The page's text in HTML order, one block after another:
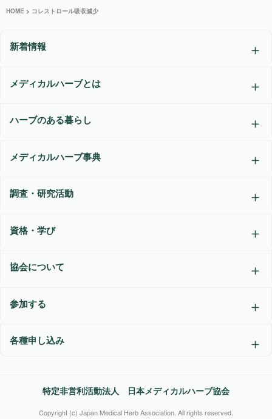
HOME > コレストロール吸収減少
新着情報
メディカルハーブとは
ハーブのある暮らし
メディカルハーブ事典
調査・研究活動
資格・学び
協会について
参加する
各種申し込み
特定非営利活動法人 日本メディカルハーブ協会
Copyright (c) Japan Medical Herb Association. All rights reserved.